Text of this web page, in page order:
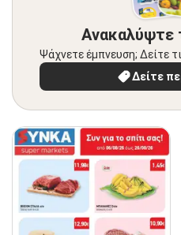
Ανακαλύψτε
Ψάχνετε έμπνευση; Δείτε
Δείτε